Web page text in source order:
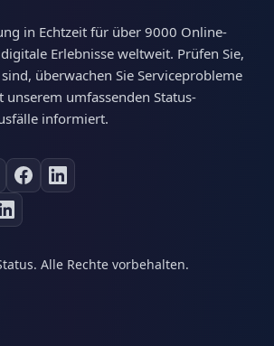
in Echtzeit für über 9000 Online-
Erlebnisse weltweit. Prüfen Sie,
überwachen Sie Serviceprobleme
unserem umfassenden Status-
informiert.
Alle Rechte vorbehalten.